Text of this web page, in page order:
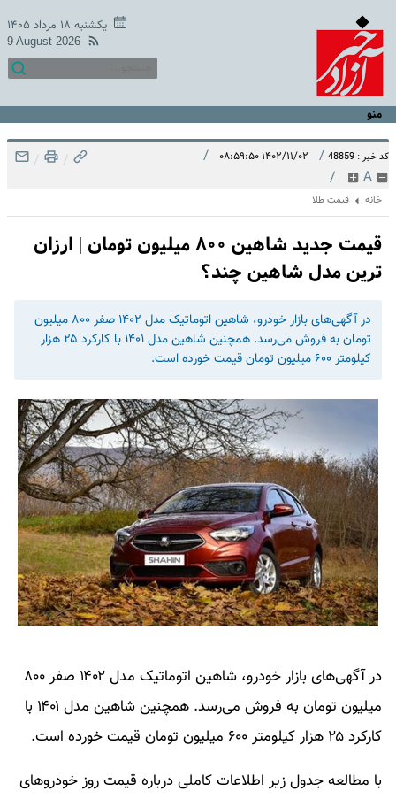
یکشنبه ۱۸ مرداد ۱۴۰۵
9 August 2026
منو
کد خبر : 48859 / ۱۴۰۲/۱۱/۰۲ ۰۸:۵۹:۵۰ /
A
/
/
/
خانه قیمت طلا
قیمت جدید شاهین ۸۰۰ میلیون تومان | ارزان
ترین مدل شاهین چند؟
در آگهی‌های بازار خودرو، شاهین اتوماتیک مدل ۱۴۰۲ صفر ۸۰۰ میلیون
تومان به فروش می‌رسد. همچنین شاهین مدل ۱۴۰۱ با کارکرد ۲۵ هزار
کیلومتر ۶۰۰ میلیون تومان قیمت خورده است.
در آگهی‌های بازار خودرو، شاهین اتوماتیک مدل ۱۴۰۲ صفر ۸۰۰
میلیون تومان به فروش می‌رسد. همچنین شاهین مدل ۱۴۰۱ با
کارکرد ۲۵ هزار کیلومتر ۶۰۰ میلیون تومان قیمت خورده است.
با مطالعه جدول زیر اطلاعات کاملی درباره قیمت روز خودروهای